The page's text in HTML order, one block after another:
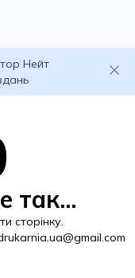
Нейт
так...
сторінку.